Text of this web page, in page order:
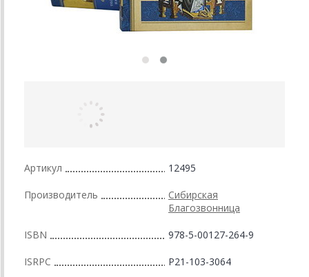
Артикул 12495
Производитель
Сибирская
Благозвонница
ISBN 978-5-00127-264-9
ISRPC Р21-103-3064